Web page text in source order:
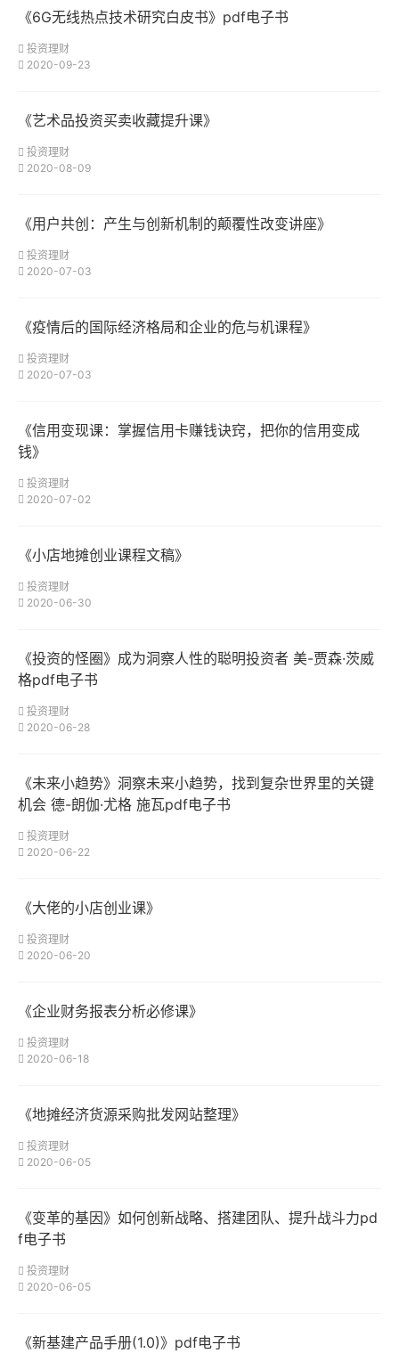
《6G无线热点技术研究白皮书》pdf电子书
投资理财
2020-09-23
《艺术品投资买卖收藏提升课》
投资理财
2020-08-09
《用户共创：产生与创新机制的颠覆性改变讲座》
投资理财
2020-07-03
《疫情后的国际经济格局和企业的危与机课程》
投资理财
2020-07-03
《信用变现课：掌握信用卡赚钱诀窍，把你的信用变成
钱》
投资理财
2020-07-02
《小店地摊创业课程文稿》
投资理财
2020-06-30
《投资的怪圈》成为洞察人性的聪明投资者 美-贾森·茨威
格pdf电子书
投资理财
2020-06-28
《未来小趋势》洞察未来小趋势，找到复杂世界里的关键
机会 德-朗伽·尤格 施瓦pdf电子书
投资理财
2020-06-22
《大佬的小店创业课》
投资理财
2020-06-20
《企业财务报表分析必修课》
投资理财
2020-06-18
《地摊经济货源采购批发网站整理》
投资理财
2020-06-05
《变革的基因》如何创新战略、搭建团队、提升战斗力pd
f电子书
投资理财
2020-06-05
《新基建产品手册(1.0)》pdf电子书